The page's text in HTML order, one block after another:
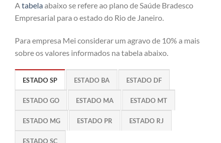
Atabelaabaixo se refere ao plano de Saúde Bradesco
Empresarial para o estado do Rio de Janeiro.
Para empresa Mei considerar um agravo de 10% a mais
sobre os valores informados na tabela abaixo.
ESTADO SP ESTADO BA ESTADO DF
ESTADO GO ESTADO MA ESTADO MT
ESTADO MG ESTADO PR ESTADO RJ
ESTADO SC